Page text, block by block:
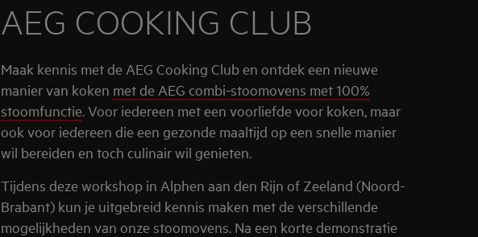
AEG COOKING CLUB
Maak kennis met de AEG Cooking Club en ontdek een nieuwe
manier van koken met de AEG combi-stoomovens met 100%
stoomfunctie. Voor iedereen met een voorliefde voor koken, maar
ook voor iedereen die een gezonde maaltijd op een snelle manier
wil bereiden en toch culinair wil genieten.
Tijdens deze workshop in Alphen aan den Rijn of Zeeland (Noord-
Brabant) kun je uitgebreid kennis maken met de verschillende
mogelijkheden van onze stoomovens. Na een korte demonstratie